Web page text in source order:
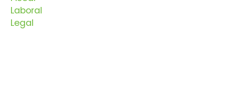
Laboral
Legal